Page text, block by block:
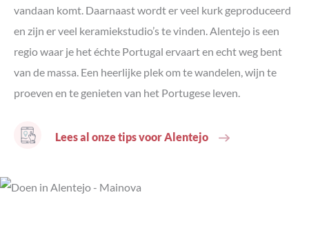
vandaan komt. Daarnaast wordt er veel kurk geproduceerd
en zijn er veel keramiekstudio’s te vinden. Alentejo is een
regio waar je het échte Portugal ervaart en echt weg bent
van de massa. Een heerlijke plek om te wandelen, wijn te
proeven en te genieten van het Portugese leven.
Lees al onze tips voor Alentejo